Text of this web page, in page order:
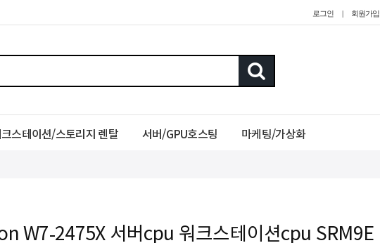
로그인 | 회원가입
크스테이션/스토리지 렌탈 서버/GPU호스팅 마케팅/가상화
W7-2475X 서버cpu 워크스테이션cpu SRM9E